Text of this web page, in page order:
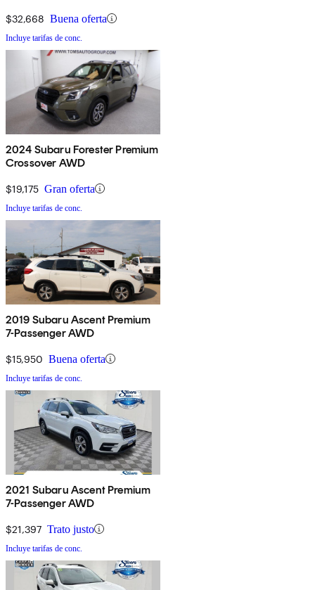
$32,668 Buena oferta
Incluye tarifas de conc.
2024 Subaru Forester Premium
Crossover AWD
$19,175 Gran oferta
Incluye tarifas de conc.
2019 Subaru Ascent Premium
7-Passenger AWD
$15,950 Buena oferta
Incluye tarifas de conc.
2021 Subaru Ascent Premium
7-Passenger AWD
$21,397 Trato justo
Incluye tarifas de conc.